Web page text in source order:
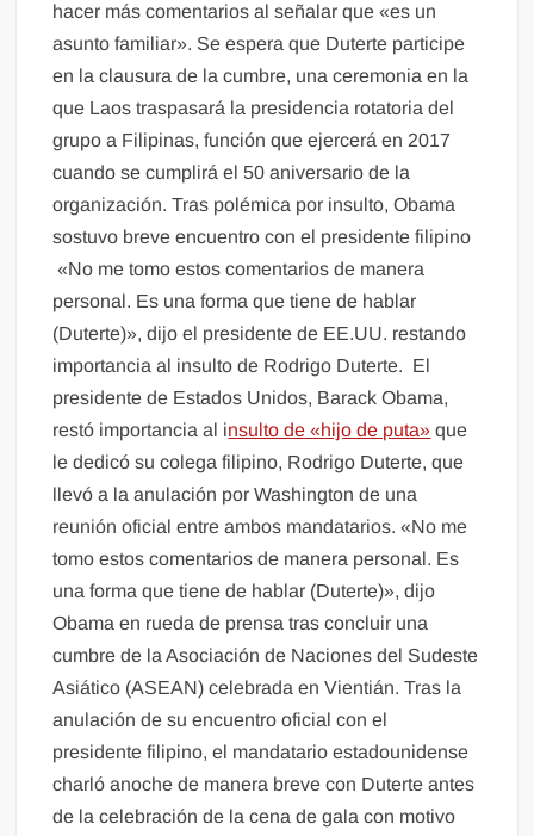
hacer más comentarios al señalar que «es un
asunto familiar». Se espera que Duterte participe
en la clausura de la cumbre, una ceremonia en la
que Laos traspasará la presidencia rotatoria del
grupo a Filipinas, función que ejercerá en 2017
cuando se cumplirá el 50 aniversario de la
organización. Tras polémica por insulto, Obama
sostuvo breve encuentro con el presidente filipino
«No me tomo estos comentarios de manera
personal. Es una forma que tiene de hablar
(Duterte)», dijo el presidente de EE.UU. restando
importancia al insulto de Rodrigo Duterte. El
presidente de Estados Unidos, Barack Obama,
restó importancia al insulto de «hijo de puta» que
le dedicó su colega filipino, Rodrigo Duterte, que
llevó a la anulación por Washington de una
reunión oficial entre ambos mandatarios. «No me
tomo estos comentarios de manera personal. Es
una forma que tiene de hablar (Duterte)», dijo
Obama en rueda de prensa tras concluir una
cumbre de la Asociación de Naciones del Sudeste
Asiático (ASEAN) celebrada en Vientián. Tras la
anulación de su encuentro oficial con el
presidente filipino, el mandatario estadounidense
charló anoche de manera breve con Duterte antes
de la celebración de la cena de gala con motivo